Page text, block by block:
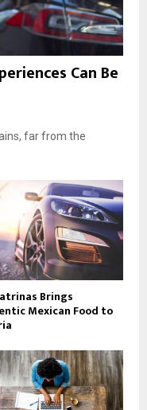
Can Be
far from the
Brings
Mexican Food to